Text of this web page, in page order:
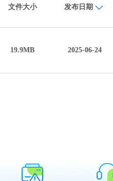
文件大小 发布日期
19.9MB 2025-06-24